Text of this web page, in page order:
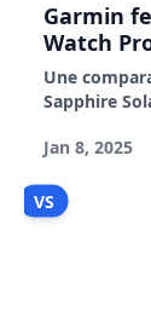
Garmin
Watch
Une
Sapphire
l'expérience
Jan 8, 2025
VS